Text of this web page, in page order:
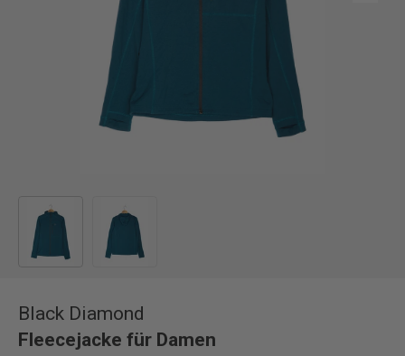
Black Diamond
Fleecejacke für Damen